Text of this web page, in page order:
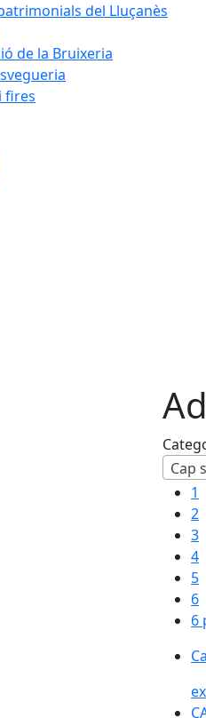
del Lluçanès
de la Bruixeria
fires
Cap
1
2
3
4
5
6
6